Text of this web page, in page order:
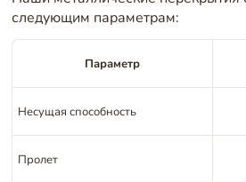
следующим параметрам:
Параметр
Несущая способность
Пролет